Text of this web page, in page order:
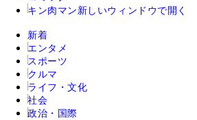
キン肉マン 新しいウィンドウで開く
新着
エンタメ
スポーツ
クルマ
ライフ・文化
社会
政治・国際